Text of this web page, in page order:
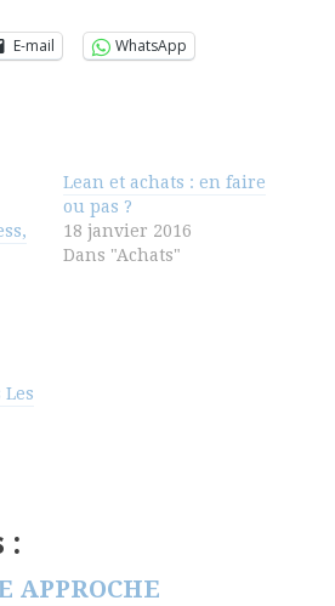
E-mail
WhatsApp
Lean et achats : en faire
ou pas ?
18 janvier 2016
Dans "Achats"
:
APPROCHE